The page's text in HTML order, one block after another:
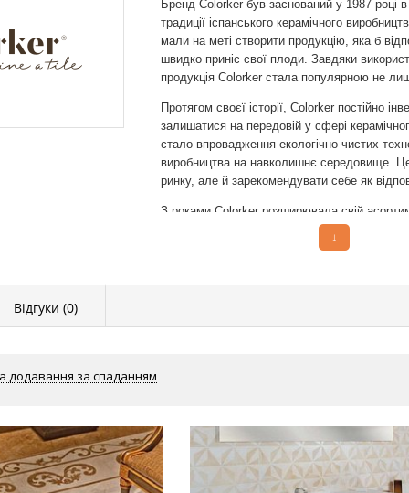
Бренд Colorker був заснований у 1987 році в
традиції іспанського керамічного
мали на меті створити продукцію, яка б
швидко приніс свої плоди. Завдяки
продукція Colorker стала популярною не
Протягом своєї історії, Colorker постійно
залишатися на передовій у сфері
стало впровадження екологічно чистих
виробництва на навколишнє середовище.
ринку, але й зарекомендувати себе як
З роками Colorker розширювала свій
дизайні інтер'єрів. Серед цих колекцій є
найрізноманітніші смаки та потреби
Висока якість:Використання передових
впроваджуючи енергоефективні
Різноманітність дизайнів:Широкий
будь-якого інтер'єру.
↓
Відгуки (0)
додавання за спаданням